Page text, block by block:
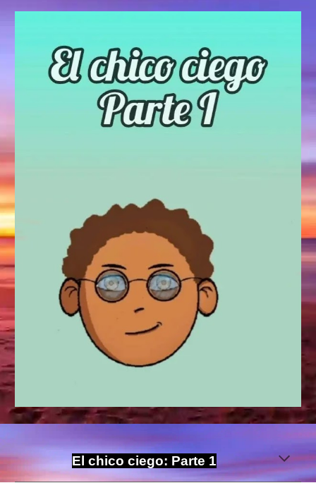
El chico ciego: Parte 1